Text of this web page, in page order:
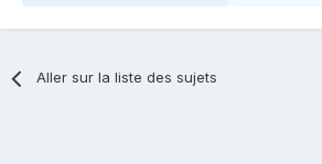
Aller sur la liste des sujets